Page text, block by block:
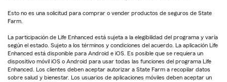
Esto no es una solicitud para comprar o vender productos de seguros de State
Farm.
La participación de Life Enhanced está sujeta a la elegibilidad del programa y varía
según el estado. Sujeto a los términos y condiciones del acuerdo. La aplicación Life
Enhanced está disponible para Android e iOS. Es posible que se requiera un
dispositivo móvil iOS o Android para usar todas las funciones del programa Life
Enhanced. Los clientes deben aceptar autorizar a State Farm a recopilar datos
sobre salud y bienestar. Los usuarios de aplicaciones móviles deben aceptar un